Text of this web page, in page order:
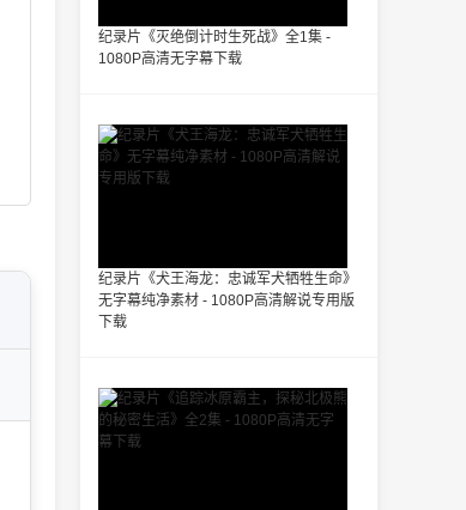
纪录片《灭绝倒计时生死战》全1集 -
1080P高清无字幕下载
纪录片《犬王海龙：忠诚军犬牺牲生命》
无字幕纯净素材 - 1080P高清解说专用版
下载